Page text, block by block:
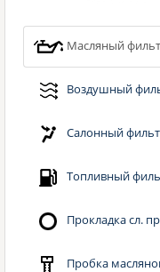
Масляный
Воздушный
Салонный
Топливный
Прокладка сл.
Пробка